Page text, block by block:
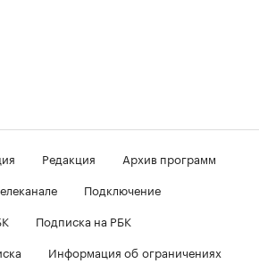
Редакция
Архив программ
Подключение
Подписка на РБК
Информация об ограничениях